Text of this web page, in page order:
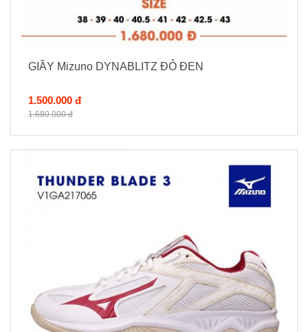
GIẦY Mizuno DYNABLITZ ĐỎ ĐEN
1.500.000 đ
1.680.000 đ